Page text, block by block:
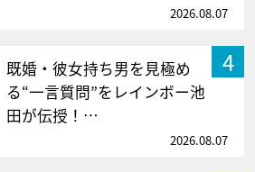
2026.08.07
4
既婚・彼女持ち男を見極め
る“一言質問”をレインボー池
田が伝授！…
2026.08.07